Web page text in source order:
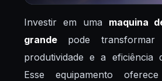
Investir em uma maquina
grande pode transformar
produtividade e a eficiência
Esse equipamento